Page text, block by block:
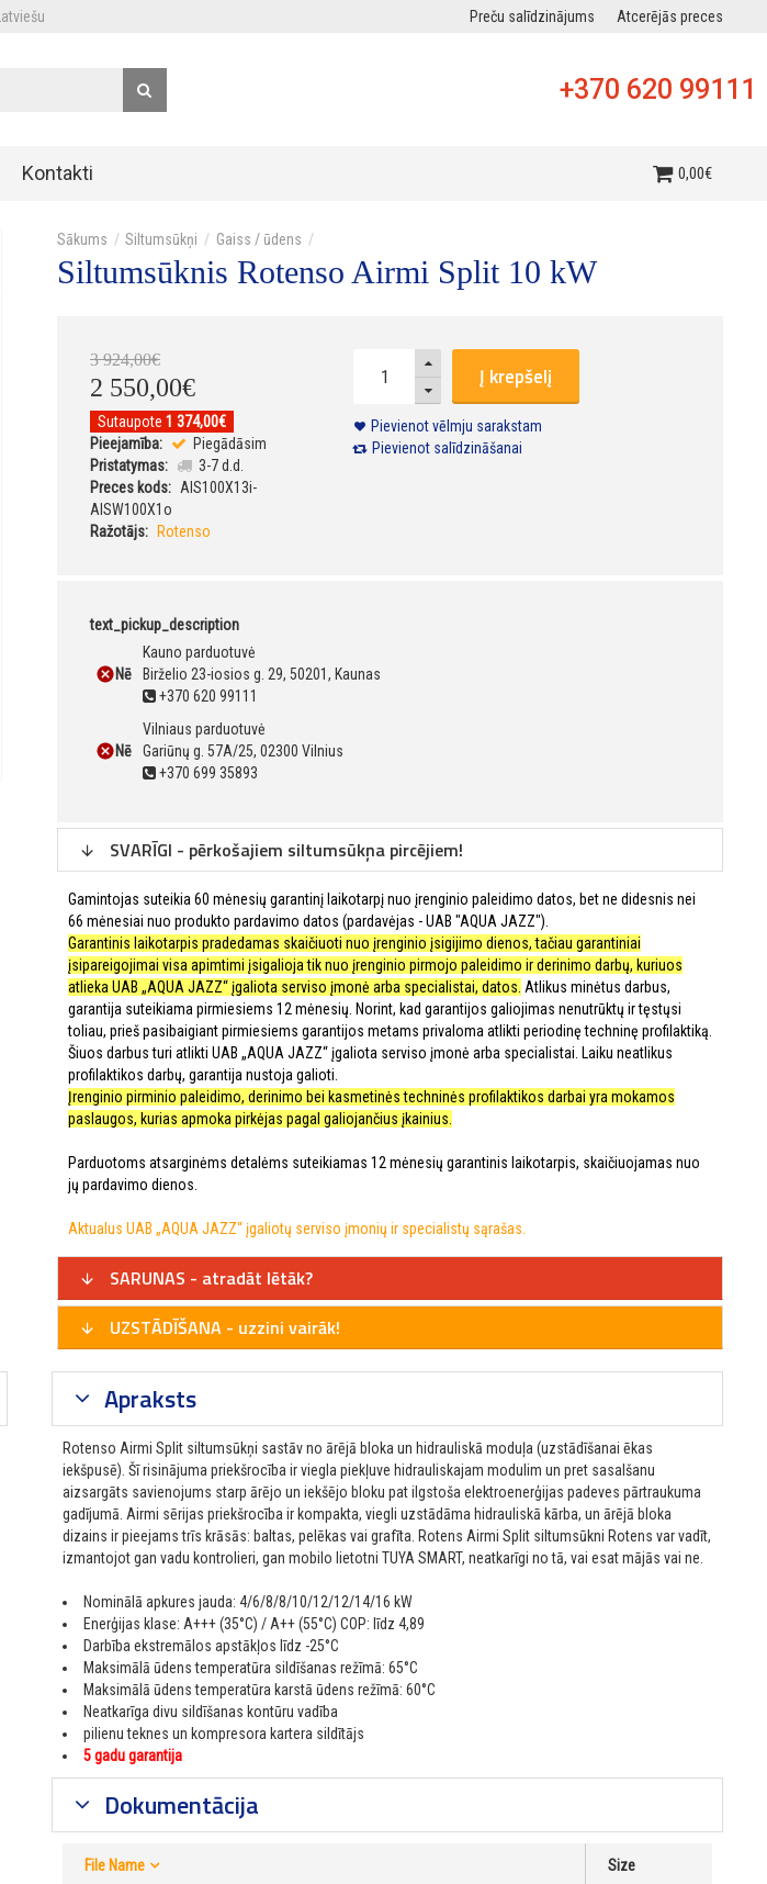
Latviešu Preču salīdzinājums Atcerējās preces
+370 620 99111
Kontakti 0,00€
Siltumsūkņi Gaiss / ūdens
Siltumsūknis Rotenso Airmi Split 10 kW
3 924,00€
2 550,00€
Sutaupote 1 374,00€
Pieejamība:
Piegādāsim
Pristatymas:
3-7 d.d.
Preces kods: AIS100X13i-
AISW100X1o
Ražotājs:
Rotenso
Į krepšelį
Pievienot vēlmju sarakstam
Pievienot salīdzināšanai
text_pickup_description
Nē
Kauno parduotuvė
Birželio 23-iosios g. 29, 50201, Kaunas
+370 620 99111
Nē
Vilniaus parduotuvė
Gariūnų g. 57A/25, 02300 Vilnius
+370 699 35893
SVARĪGI - pērkošajiem siltumsūkņa pircējiem!
Gamintojas suteikia 60 mėnesių garantinį laikotarpį nuo įrenginio paleidimo datos, bet ne didesnis nei
66 mėnesiai nuo produkto pardavimo datos (pardavėjas - UAB "AQUA JAZZ").
Garantinis laikotarpis pradedamas skaičiuoti nuo įrenginio įsigijimo dienos, tačiau garantiniai
įsipareigojimai visa apimtimi įsigalioja tik nuo įrenginio pirmojo paleidimo ir derinimo darbų, kuriuos
atlieka UAB „AQUA JAZZ“ įgaliota serviso įmonė arba specialistai, datos. Atlikus minėtus darbus,
garantija suteikiama pirmiesiems 12 mėnesių. Norint, kad garantijos galiojimas nenutrūktų ir tęstųsi
toliau, prieš pasibaigiant pirmiesiems garantijos metams privaloma atlikti periodinę techninę profilaktiką.
Šiuos darbus turi atlikti UAB „AQUA JAZZ“ įgaliota serviso įmonė arba specialistai. Laiku neatlikus
profilaktikos darbų, garantija nustoja galioti.
Įrenginio pirminio paleidimo, derinimo bei kasmetinės techninės profilaktikos darbai yra mokamos
paslaugos, kurias apmoka pirkėjas pagal galiojančius įkainius.
Parduotoms atsarginėms detalėms suteikiamas 12 mėnesių garantinis laikotarpis, skaičiuojamas nuo
jų pardavimo dienos.
Aktualus UAB „AQUA JAZZ“ įgaliotų serviso įmonių ir specialistų sąrašas.
SARUNAS - atradāt lētāk?
UZSTĀDĪŠANA - uzzini vairāk!
Apraksts
Rotenso Airmi Split siltumsūkņi sastāv no ārējā bloka un hidrauliskā moduļa (uzstādīšanai ēkas
iekšpusē). Šī risinājuma priekšrocība ir viegla piekļuve hidrauliskajam modulim un pret sasalšanu
aizsargāts savienojums starp ārējo un iekšējo bloku pat ilgstoša elektroenerģijas padeves pārtraukuma
gadījumā. Airmi sērijas priekšrocība ir kompakta, viegli uzstādāma hidrauliskā kārba, un ārējā bloka
dizains ir pieejams trīs krāsās: baltas, pelēkas vai grafīta. Rotens Airmi Split siltumsūkni Rotens var vadīt,
izmantojot gan vadu kontrolieri, gan mobilo lietotni TUYA SMART, neatkarīgi no tā, vai esat mājās vai ne.
Nominālā apkures jauda: 4/6/8/8/10/12/12/14/16 kW
Enerģijas klase: A+++ (35°C) / A++ (55°C) COP: līdz 4,89
Darbība ekstremālos apstākļos līdz -25°C
Maksimālā ūdens temperatūra sildīšanas režīmā: 65°C
Maksimālā ūdens temperatūra karstā ūdens režīmā: 60°C
Neatkarīga divu sildīšanas kontūru vadība
pilienu teknes un kompresora kartera sildītājs
5 gadu garantija
Dokumentācija
File Name Size